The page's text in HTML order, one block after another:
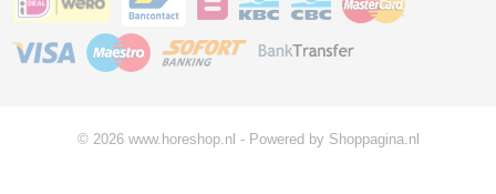
© 2026 www.horeshop.nl - Powered by Shoppagina.nl